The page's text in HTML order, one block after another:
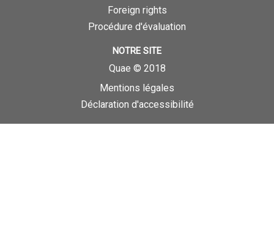
Foreign rights
Procédure d'évaluation
NOTRE SITE
Quae © 2018
Mentions légales
Déclaration d'accessibilité